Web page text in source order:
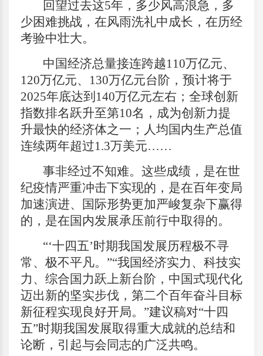
回望过去这5年，多少风高浪急，多
少困难挑战，在风雨洗礼中成长，在历经
考验中壮大。
中国经济总量接连跨越110万亿元、
120万亿元、130万亿元台阶，预计将于
2025年底达到140万亿元左右；全球创新
指数排名跃升至第10名，成为创新力提
升最快的经济体之一；人均国内生产总值
连续两年超过1.3万美元……
事非经过不知难。这些成绩，是在世
纪疫情严重冲击下实现的，是在百年变局
加速演进、国际形势更加严峻复杂下赢得
的，是在国内发展承压前行中取得的。
“‘十四五’时期我国发展历程极不寻
常、极不平凡。”“我国经济实力、科技实
力、综合国力跃上新台阶，中国式现代化
迈出新的坚实步伐，第二个百年奋斗目标
新征程实现良好开局。”建议稿对“十四
五”时期我国发展取得重大成就的总结和
论断，引起与会同志的广泛共鸣。